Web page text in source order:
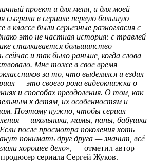
проект и для меня, и для моей
сыграла в сериале первую большую
классе были серьезные разногласия с
это не частная история: с травлей
сталкивается большинство
сейчас и так было раньше, когда слова
Мне тоже в свое время
за то, что выделялся и ездил
— это своего рола видеокнижка о
и способах преодоления. О том, как
к детям, их особенностям и
Поэтому нужно, чтобы сериал
— школьники, мамы, папы, бабушки
после просмотра поколения хоть
понимать друг друга — значит, всё
хорошее дело», — отметил автор
сериала Сергей Жуков.